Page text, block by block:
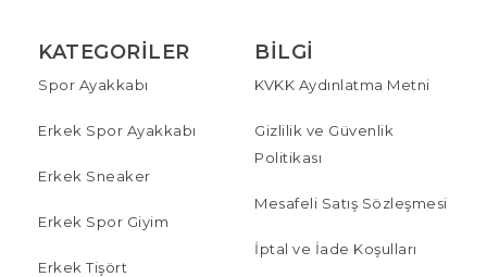
KATEGORILER
Spor Ayakkabı
Erkek Spor Ayakkabı
Erkek Sneaker
Erkek Spor Giyim
Erkek Tişört
BILGI
KVKK Aydınlatma Metni
Gizlilik ve Güvenlik
Politikası
Mesafeli Satış Sözleşmesi
İptal ve İade Koşulları